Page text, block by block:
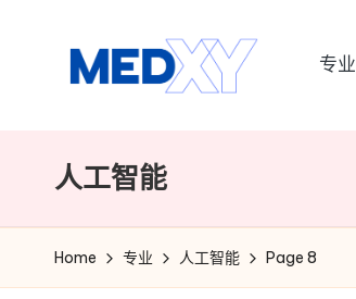
e
d
x
专业
人工智能
Home 专业 人工智能 Page 8